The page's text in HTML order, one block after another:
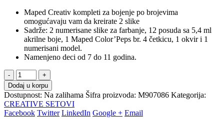
Maped Creativ kompleti za bojenje po brojevima
omogućavaju vam da kreirate 2 slike
Sadrže: 2 numerisane slike za farbanje, 12 posuda sa 5,4 ml
akrilne boje, 1 Maped Color’Peps br. 4 četkicu, 1 okvir i 1
numerisani model.
Namenjeno deci od 7 do 11 godina.
-
+
Dodaj u korpu
Dostupnost: Na zalihama Šifra proizvoda: M907086 Kategorija:
CREATIVE SETOVI
Facebook Twitter LinkedIn Google + Email